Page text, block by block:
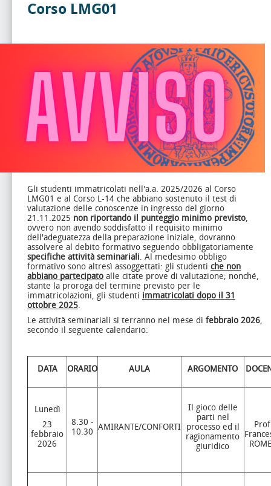
Corso LMG01
Gli studenti immatricolati nell'a.a. 2025/2026 al Corso
LMG01 e al Corso L-14 che abbiano sostenuto il test di
valutazione delle conoscenze in ingresso del giorno
21.11.2025 non riportando il punteggio minimo previsto,
ovvero non avendo soddisfatto il requisito minimo
dell'adeguatezza della preparazione iniziale, dovranno
assolvere al debito formativo seguendo obbligatoriamente
specifiche attività seminariali. Al medesimo obbligo
formativo sono altresì assoggettati: gli studenti che non
abbiano partecipato alle citate prove di valutazione; nonché,
stante la proroga del termine previsto per le
immatricolazioni, gli studenti immatricolati dopo il 31
ottobre 2025.
Le attività seminariali si terranno nel mese di febbraio 2026,
secondo il seguente calendario:
DATA ORARIO AULA ARGOMENTO
Lunedì
23
febbraio
2026
8.30 -
10.30 AMIRANTE/CONFORTI
Il gioco delle
parti nel
processo ed il
ragionamento
giuridico